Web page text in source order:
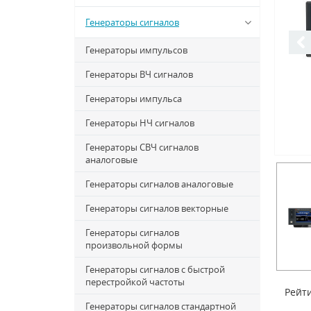
Генераторы сигналов
Генераторы импульсов
Генераторы ВЧ сигналов
Генераторы импульса
Генераторы НЧ сигналов
Генераторы СВЧ сигналов
аналоговые
Генераторы сигналов аналоговые
Генераторы сигналов векторные
Генераторы сигналов
произвольной формы
Генераторы сигналов с быстрой
перестройкой частоты
Генераторы сигналов стандартной